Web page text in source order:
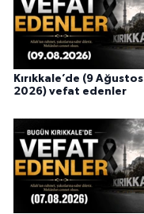
Kırıkkale’de (9 Ağustos
2026) vefat edenler